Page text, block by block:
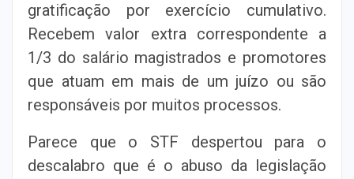
gratificação por exercício cumulativo.
Recebem valor extra correspondente a
1/3 do salário magistrados e promotores
que atuam em mais de um juízo ou são
responsáveis por muitos processos.
Parece que o STF despertou para o
descalabro que é o abuso da legislação